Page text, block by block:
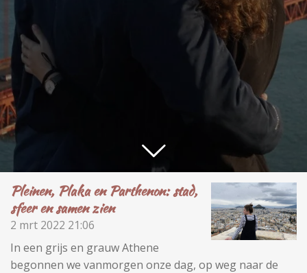
Pleinen, Plaka en Parthenon: stad,
sfeer en samen zien
2 mrt 2022 21:06
In een grijs en grauw Athene
begonnen we vanmorgen onze dag, op weg naar de